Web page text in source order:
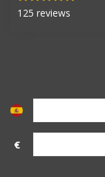
125 reviews
€